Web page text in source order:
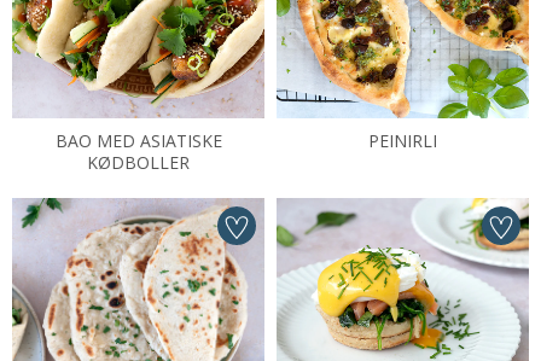
BAO MED ASIATISKE
KØDBOLLER
PEINIRLI